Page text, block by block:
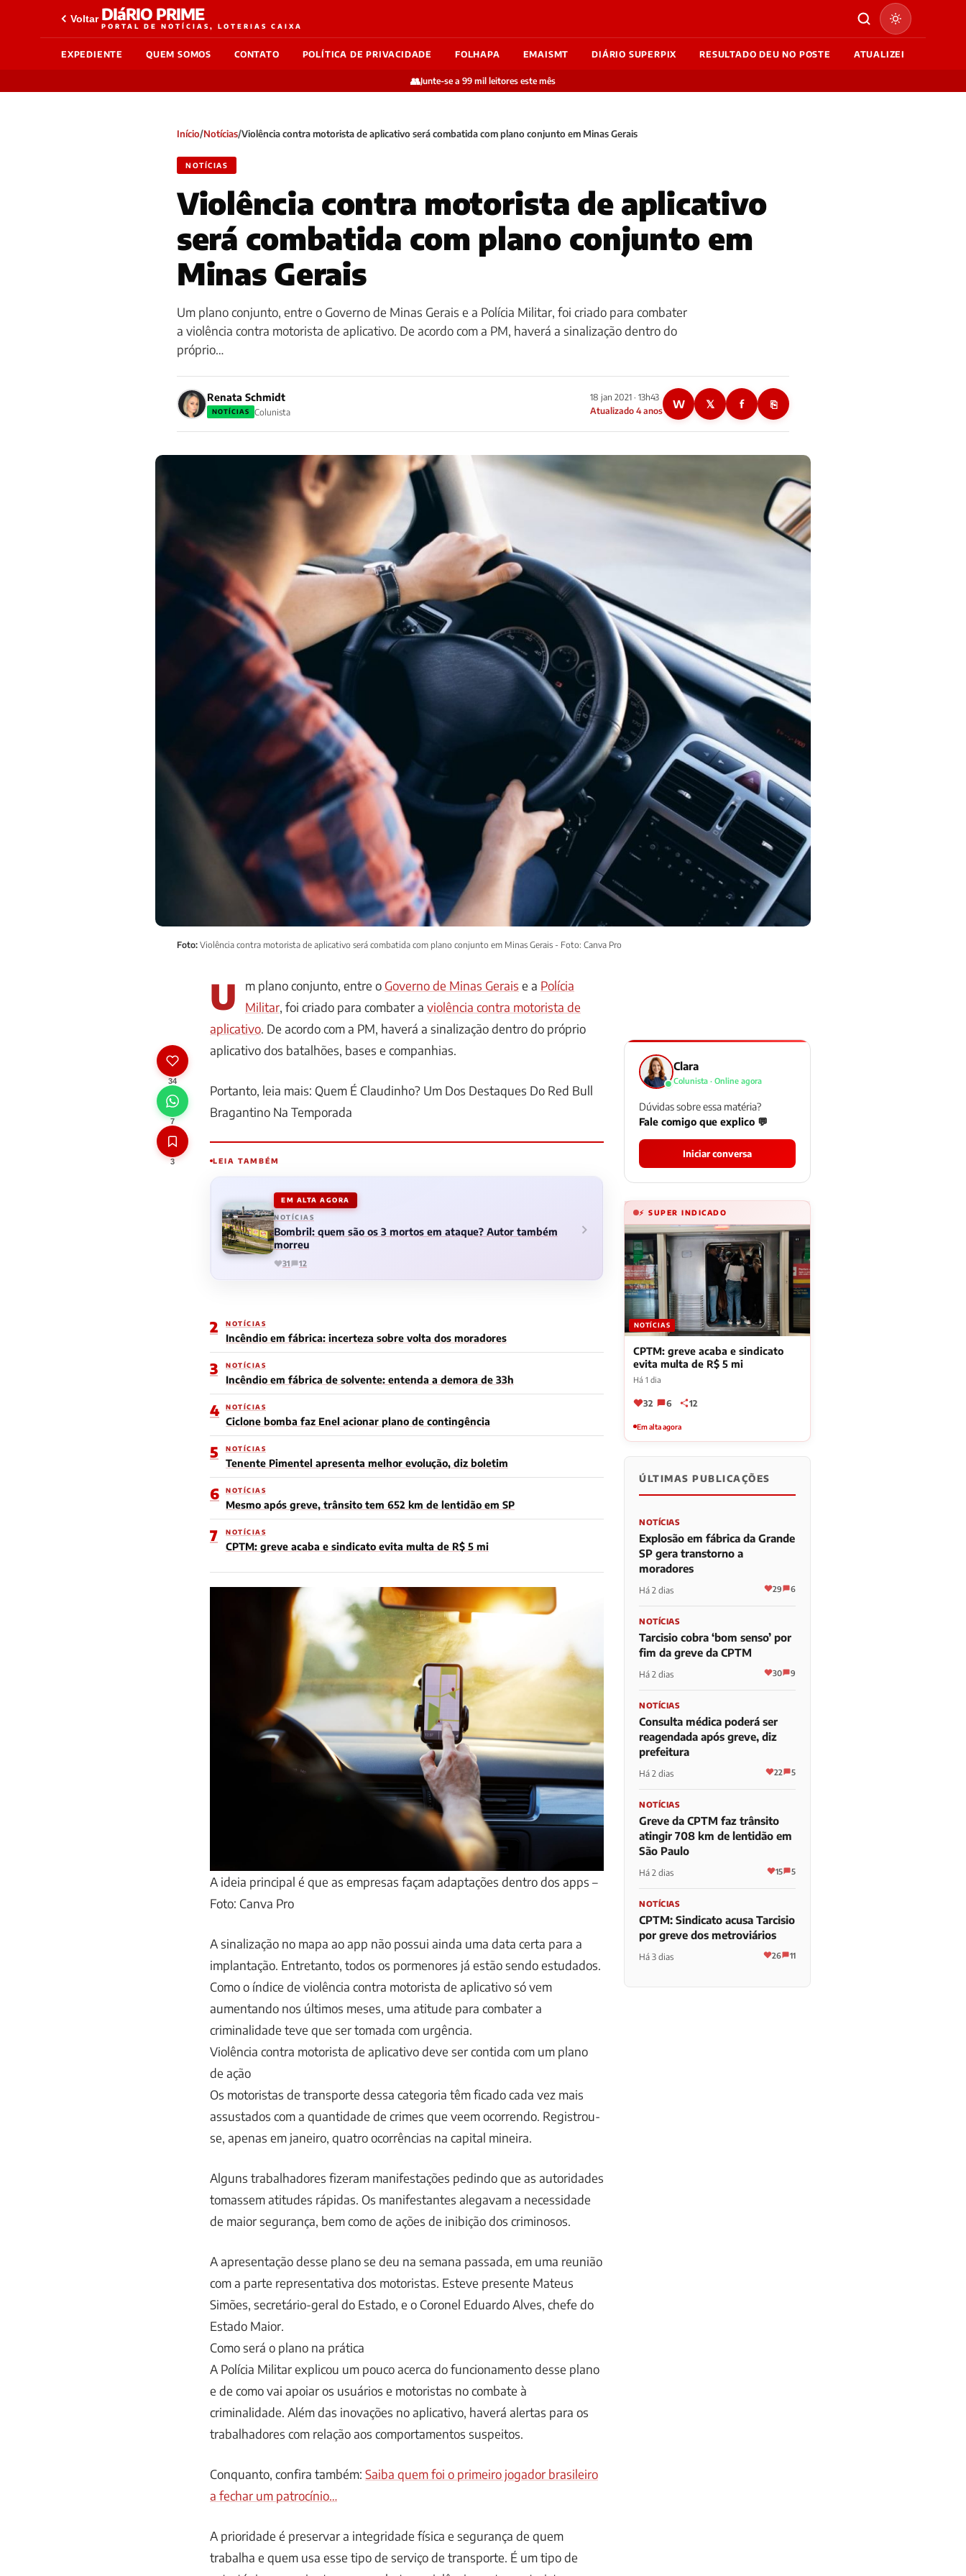
Voltar DIáRIO PRIME
PORTAL DE NOTÍCIAS, LOTERIAS CAIXA
EXPEDIENTE QUEM SOMOS CONTATO POLÍTICA DE PRIVACIDADE FOLHAPA EMAISMT DIÁRIO SUPERPIX RESULTADO DEU NO POSTE ATUALIZEI
👥Junte-se a 99 mil leitores este mês
Início/Notícias/Violência contra motorista de aplicativo será combatida com plano conjunto em Minas Gerais
NOTÍCIAS
Violência contra motorista de aplicativo
será combatida com plano conjunto em
Minas Gerais
Um plano conjunto, entre o Governo de Minas Gerais e a Polícia Militar, foi criado para combater
a violência contra motorista de aplicativo. De acordo com a PM, haverá a sinalização dentro do
próprio…
Renata Schmidt
NOTÍCIAS Colunista
18 jan 2021 · 13h43
Atualizado 4 anos
W 𝕏 f ⎘
Foto: Violência contra motorista de aplicativo será combatida com plano conjunto em Minas Gerais - Foto: Canva Pro
34
7
3
U m plano conjunto, entre o Governo de Minas Gerais e a Polícia
Militar, foi criado para combater a violência contra motorista de
aplicativo. De acordo com a PM, haverá a sinalização dentro do próprio
aplicativo dos batalhões, bases e companhias.
Portanto, leia mais: Quem É Claudinho? Um Dos Destaques Do Red Bull
Bragantino Na Temporada
LEIA TAMBÉM
EM ALTA AGORA
NOTÍCIAS
Bombril: quem são os 3 mortos em ataque? Autor também
morreu
31 12
2 NOTÍCIAS
Incêndio em fábrica: incerteza sobre volta dos moradores
3 NOTÍCIAS
Incêndio em fábrica de solvente: entenda a demora de 33h
4 NOTÍCIAS
Ciclone bomba faz Enel acionar plano de contingência
5 NOTÍCIAS
Tenente Pimentel apresenta melhor evolução, diz boletim
6 NOTÍCIAS
Mesmo após greve, trânsito tem 652 km de lentidão em SP
7 NOTÍCIAS
CPTM: greve acaba e sindicato evita multa de R$ 5 mi
A ideia principal é que as empresas façam adaptações dentro dos apps –
Foto: Canva Pro
A sinalização no mapa ao app não possui ainda uma data certa para a
implantação. Entretanto, todos os pormenores já estão sendo estudados.
Como o índice de violência contra motorista de aplicativo só vem
aumentando nos últimos meses, uma atitude para combater a
criminalidade teve que ser tomada com urgência.
Violência contra motorista de aplicativo deve ser contida com um plano
de ação
Os motoristas de transporte dessa categoria têm ficado cada vez mais
assustados com a quantidade de crimes que veem ocorrendo. Registrou-
se, apenas em janeiro, quatro ocorrências na capital mineira.
Alguns trabalhadores fizeram manifestações pedindo que as autoridades
tomassem atitudes rápidas. Os manifestantes alegavam a necessidade
de maior segurança, bem como de ações de inibição dos criminosos.
A apresentação desse plano se deu na semana passada, em uma reunião
com a parte representativa dos motoristas. Esteve presente Mateus
Simões, secretário-geral do Estado, e o Coronel Eduardo Alves, chefe do
Estado Maior.
Como será o plano na prática
A Polícia Militar explicou um pouco acerca do funcionamento desse plano
e de como vai apoiar os usuários e motoristas no combate à
criminalidade. Além das inovações no aplicativo, haverá alertas para os
trabalhadores com relação aos comportamentos suspeitos.
Conquanto, confira também: Saiba quem foi o primeiro jogador brasileiro
a fechar um patrocínio…
A prioridade é preservar a integridade física e segurança de quem
trabalha e quem usa esse tipo de serviço de transporte. É um tipo de
Clara
Colunista · Online agora
Dúvidas sobre essa matéria?
Fale comigo que explico 💬
Iniciar conversa
⚡ SUPER INDICADO
NOTÍCIAS
CPTM: greve acaba e sindicato
evita multa de R$ 5 mi
Há 1 dia
32 6 12
Em alta agora
ÚLTIMAS PUBLICAÇÕES
NOTÍCIAS
Explosão em fábrica da Grande
SP gera transtorno a
moradores
Há 2 dias 29 6
NOTÍCIAS
Tarcisio cobra ‘bom senso’ por
fim da greve da CPTM
Há 2 dias 30 9
NOTÍCIAS
Consulta médica poderá ser
reagendada após greve, diz
prefeitura
Há 2 dias 22 5
NOTÍCIAS
Greve da CPTM faz trânsito
atingir 708 km de lentidão em
São Paulo
Há 2 dias 15 5
NOTÍCIAS
CPTM: Sindicato acusa Tarcisio
por greve dos metroviários
Há 3 dias 26 11